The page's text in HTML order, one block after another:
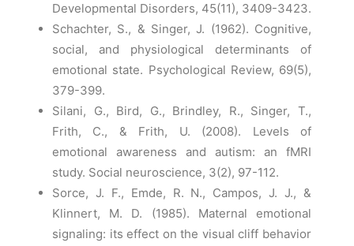
Developmental Disorders, 45(11), 3409-3423.
Schachter, S., & Singer, J. (1962). Cognitive,
social, and physiological determinants of
emotional state. Psychological Review, 69(5),
379-399.
Silani, G., Bird, G., Brindley, R., Singer, T.,
Frith, C., & Frith, U. (2008). Levels of
emotional awareness and autism: an fMRI
study. Social neuroscience, 3(2), 97-112.
Sorce, J. F., Emde, R. N., Campos, J. J., &
Klinnert, M. D. (1985). Maternal emotional
signaling: its effect on the visual cliff behavior